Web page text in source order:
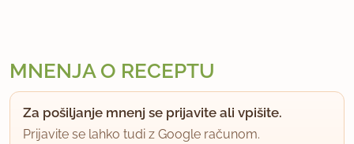
MNENJA O RECEPTU
Za pošiljanje mnenj se prijavite ali vpišite.
Prijavite se lahko tudi z Google računom.